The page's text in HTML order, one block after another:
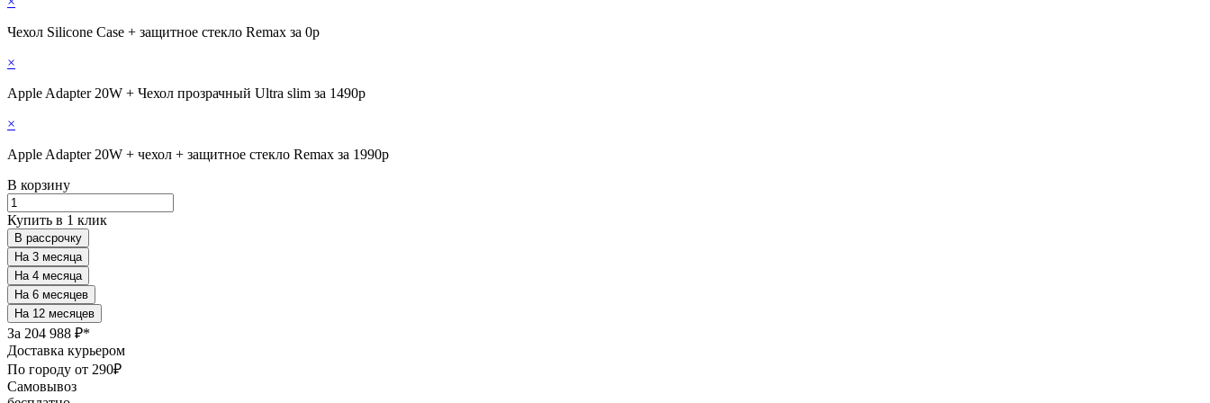
Чехол Silicone Case + защитное стекло Remax за 0р
×
Apple Adapter 20W + Чехол прозрачный Ultra slim за 1490р
×
Apple Adapter 20W + чехол + защитное стекло Remax за 1990р
В корзину
Купить в 1 клик
В рассрочку
За 204 988 ₽*
Доставка курьером
По городу от 290₽
Самовывоз